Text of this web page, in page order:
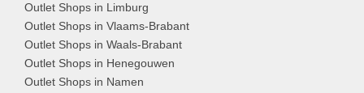
Outlet Shops in Limburg
Outlet Shops in Vlaams-Brabant
Outlet Shops in Waals-Brabant
Outlet Shops in Henegouwen
Outlet Shops in Namen